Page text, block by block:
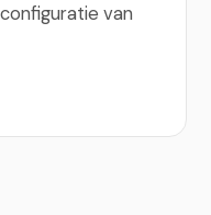
van